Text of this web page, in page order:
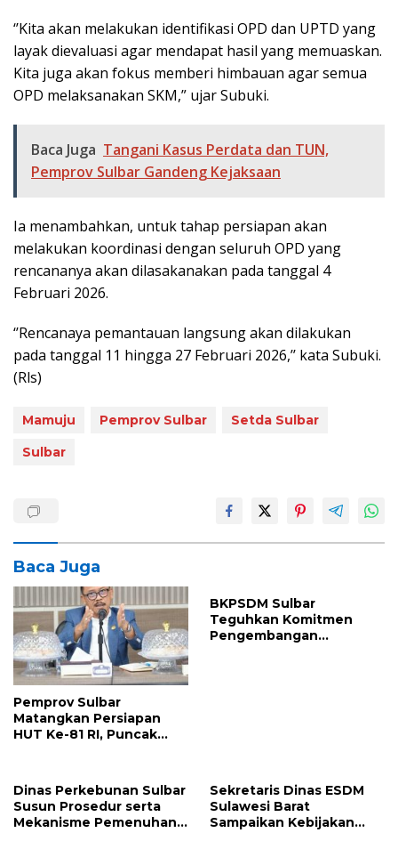
‘’Kita akan melakukan identifikasi OPD dan UPTD yang
layak dievaluasi agar mendapat hasil yang memuaskan.
Kita juga akan fokus memberi himbauan agar semua
OPD melaksanakan SKM,” ujar Subuki.
Baca Juga Tangani Kasus Perdata dan TUN,
Pemprov Sulbar Gandeng Kejaksaan
Ia menambahkan, untuk tahap persiapan akan
melakukan koordinasi dengan seluruh OPD yang
rencananya akan dilasakanakan pada tanggal 4
Februari 2026.
‘’Rencanaya pemantauan langsung akan dilakukan
pada tanggal 11 hingga 27 Februari 2026,’’ kata Subuki.
(Rls)
Mamuju Pemprov Sulbar
Setda Sulbar
Sulbar
Baca Juga
Pemprov Sulbar
Matangkan Persiapan
HUT Ke-81 RI, Puncak
BKPSDM Sulbar
Teguhkan Komitmen
Pengembangan
Dinas Perkebunan Sulbar
Susun Prosedur serta
Mekanisme Pemenuhan
Sekretaris Dinas ESDM
Sulawesi Barat
Sampaikan Kebijakan